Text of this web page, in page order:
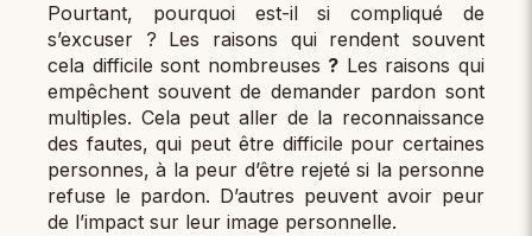
Pourtant, pourquoi est-il si compliqué de
s’excuser ? Les raisons qui rendent souvent
cela difficile sont nombreuses ? Les raisons qui
empêchent souvent de demander pardon sont
multiples. Cela peut aller de la reconnaissance
des fautes, qui peut être difficile pour certaines
personnes, à la peur d’être rejeté si la personne
refuse le pardon. D’autres peuvent avoir peur
de l’impact sur leur image personnelle.